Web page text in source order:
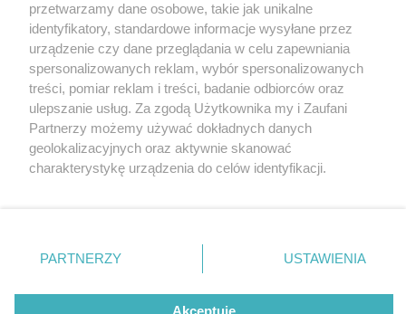
1 / 0
Nie zapomnij
zapoznać się z:
polityką prywatności regulamin korzystania z portali
Twojemiasto
Piekary Śląskie
Chorzów
Tarnowskie Góry
Gliwice
Skontakuj sięz nami
Kontakt
Wydawca
Redakcja
przetwarzamy dane osobowe, takie jak unikalne
identyfikatory, standardowe informacje wysyłane przez
urządzenie czy dane przeglądania w celu zapewniania
spersonalizowanych reklam, wybór spersonalizowanych
treści, pomiar reklam i treści, badanie odbiorców oraz
ulepszanie usług. Za zgodą Użytkownika my i Zaufani
Partnerzy możemy używać dokładnych danych
geolokalizacyjnych oraz aktywnie skanować
charakterystykę urządzenia do celów identyfikacji.
zmienić/wycofać klikając przycisk ustawień prywatności
znajdujący się w lewym dolnym rogu strony
rodzaje przetwarzania danych nie wymagają zgody
użytkownika, ale masz prawo sprzeciwić się takiemu
PARTNERZY USTAWIENIA
Akceptuję